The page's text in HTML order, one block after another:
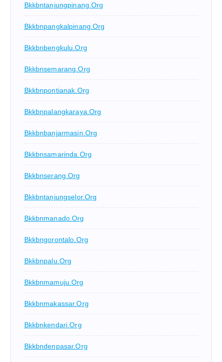
Bkkbntanjungpinang.org
Bkkbnpangkalpinang.org
Bkkbnbengkulu.org
Bkkbnsemarang.org
Bkkbnpontianak.org
Bkkbnpalangkaraya.org
Bkkbnbanjarmasin.org
Bkkbnsamarinda.org
Bkkbnserang.org
Bkkbntanjungselor.org
Bkkbnmanado.org
Bkkbngorontalo.org
Bkkbnpalu.org
Bkkbnmamuju.org
Bkkbnmakassar.org
Bkkbnkendari.org
Bkkbndenpasar.org